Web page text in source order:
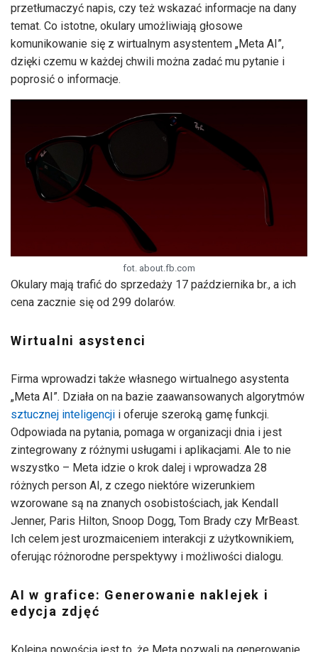
przetłumaczyć napis, czy też wskazać informacje na dany
temat. Co istotne, okulary umożliwiają głosowe
komunikowanie się z wirtualnym asystentem „Meta AI”,
dzięki czemu w każdej chwili można zadać mu pytanie i
poprosić o informacje.
fot. about.fb.com
Okulary mają trafić do sprzedaży 17 października br., a ich
cena zacznie się od 299 dolarów.
Wirtualni asystenci
Firma wprowadzi także własnego wirtualnego asystenta
„Meta AI”. Działa on na bazie zaawansowanych algorytmów
sztucznej inteligencji i oferuje szeroką gamę funkcji.
Odpowiada na pytania, pomaga w organizacji dnia i jest
zintegrowany z różnymi usługami i aplikacjami. Ale to nie
wszystko – Meta idzie o krok dalej i wprowadza 28
różnych person AI, z czego niektóre wizerunkiem
wzorowane są na znanych osobistościach, jak Kendall
Jenner, Paris Hilton, Snoop Dogg, Tom Brady czy MrBeast.
Ich celem jest urozmaiceniem interakcji z użytkownikiem,
oferując różnorodne perspektywy i możliwości dialogu.
AI w grafice: Generowanie naklejek i
edycja zdjęć
Kolejną nowością jest to, że Meta pozwali na generowanie